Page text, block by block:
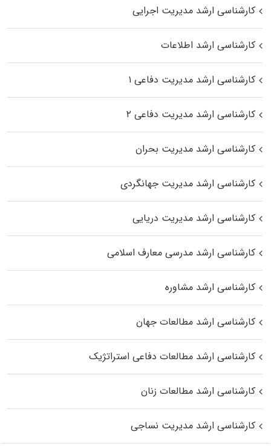
کارشناسی ارشد مدیریت اجرایی
کارشناسی ارشد اطلاعات
کارشناسی ارشد مدیریت دفاعی ۱
کارشناسی ارشد مدیریت دفاعی ۲
کارشناسی ارشد مدیریت بحران
کارشناسی ارشد مدیریت جهانگردی
کارشناسی ارشد مدیریت دریایی
کارشناسی ارشد مدرسی معارف اسلامی
کارشناسی ارشد مشاوره
کارشناسی ارشد مطالعات جهان
کارشناسی ارشد مطالعات دفاعی استراتژیک
کارشناسی ارشد مطالعات زنان
کارشناسی ارشد مدیریت نساجی